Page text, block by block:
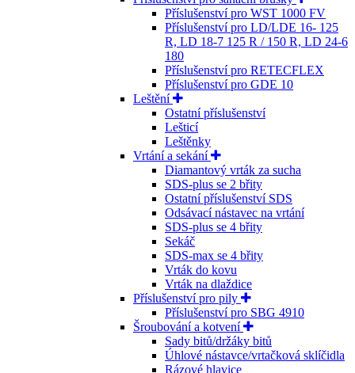
Příslušenství pro WST 1000 FV
Příslušenství pro LD/LDE 16- 125
R, LD 18-7 125 R / 150 R, LD 24-6
180
Příslušenství pro RETECFLEX
Příslušenství pro GDE 10
Leštění
Ostatní příslušenství
Lešticí
Leštěnky
Vrtání a sekání
Diamantový vrták za sucha
SDS-plus se 2 břity
Ostatní příslušenství SDS
Odsávací nástavec na vrtání
SDS-plus se 4 břity
Sekáč
SDS-max se 4 břity
Vrták do kovu
Vrták na dlaždice
Příslušenství pro pily
Příslušenství pro SBG 4910
Šroubování a kotvení
Sady bitů/držáky bitů
Úhlové nástavce/vrtačková sklíčidla
Rázové hlavice